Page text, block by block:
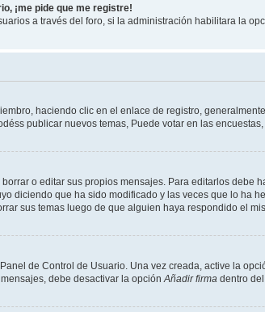
¡me pide que me registre!
a través del foro, si la administración habilitara la
haciendo clic en el enlace de registro,
publicar nuevos temas, Puede votar en las encuestas,
o editar sus propios mensajes. Para editarlos debe
diciendo que ha sido modificado y las veces que lo
sus temas luego de que alguien haya respondido el
de Control de Usuario. Una vez creada, active la
debe desactivar la opciónAñadir firma dentro